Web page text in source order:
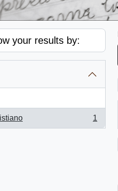
your results by:
1